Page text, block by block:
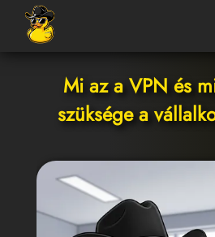
Mi az a VPN és
szüksége a